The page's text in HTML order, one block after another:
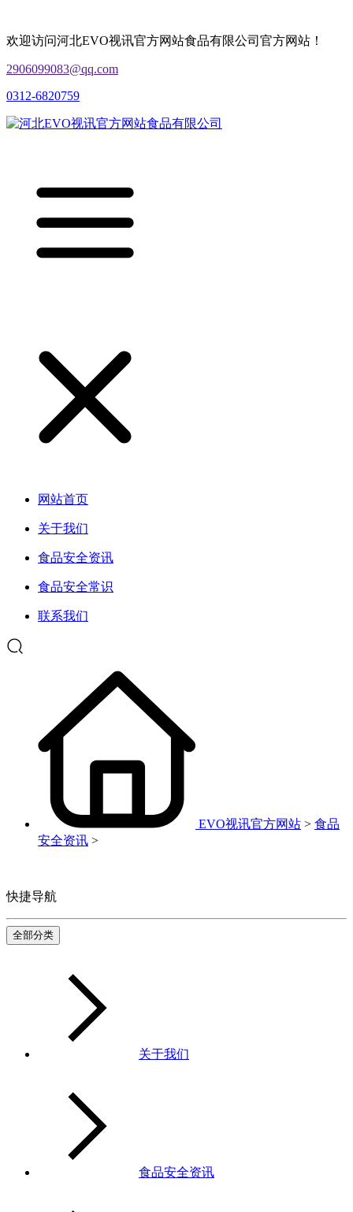
欢迎访问河北EVO视讯官方网站食品有限公司官方网站！
2906099083@qq.com
0312-6820759
网站首页
关于我们
食品安全资讯
食品安全常识
联系我们
EVO视讯官方网站 > 食品
安全资讯 >
快捷导航
全部分类
关于我们
食品安全资讯